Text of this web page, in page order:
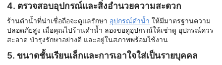
4. ตรวจสอบอุปกรณ์และสิ่งอำนวยความสะดวก
ร้านดำน้ำที่น่าเชื่อถือจะดูแลรักษา อุปกรณ์ดำน้ำ ให้มีมาตรฐานความ
ปลอดภัยสูง เมื่อคุณไปร้านดำน้ำ ลองขอดูอุปกรณ์ให้เช่าดู อุปกรณ์ควร
สะอาด บำรุงรักษาอย่างดี และอยู่ในสภาพพร้อมใช้งาน
5. ขนาดชั้นเรียนเล็กและการเอาใจใส่เป็นรายบุคคล